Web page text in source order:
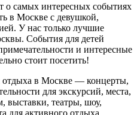
о самых интересных событиях
в Москве с девушкой,
У нас только лучшие
События для детей
и интересные
стоит посетить!
в Москве — концерты,
для экскурсий, места,
выставки, театры, шоу,
для активного отдыха